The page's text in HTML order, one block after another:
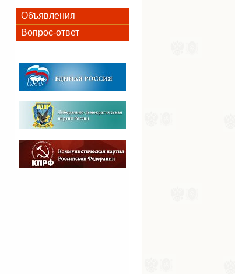
Объявления
Вопрос-ответ